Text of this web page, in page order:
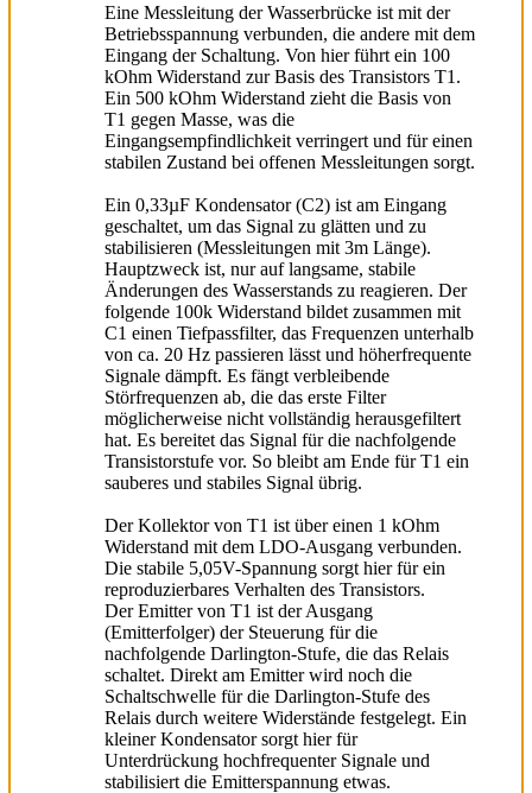
Eine Messleitung der Wasserbrücke ist mit der
Betriebsspannung verbunden, die andere mit dem
Eingang der Schaltung. Von hier führt ein 100
kOhm Widerstand zur Basis des Transistors T1.
Ein 500 kOhm Widerstand zieht die Basis von
T1 gegen Masse, was die
Eingangsempfindlichkeit verringert und für einen
stabilen Zustand bei offenen Messleitungen sorgt.
Ein 0,33µF Kondensator (C2) ist am Eingang
geschaltet, um das Signal zu glätten und zu
stabilisieren (Messleitungen mit 3m Länge).
Hauptzweck ist, nur auf langsame, stabile
Änderungen des Wasserstands zu reagieren. Der
folgende 100k Widerstand bildet zusammen mit
C1 einen Tiefpassfilter, das Frequenzen unterhalb
von ca. 20 Hz passieren lässt und höherfrequente
Signale dämpft. Es fängt verbleibende
Störfrequenzen ab, die das erste Filter
möglicherweise nicht vollständig herausgefiltert
hat. Es bereitet das Signal für die nachfolgende
Transistorstufe vor. So bleibt am Ende für T1 ein
sauberes und stabiles Signal übrig.
Der Kollektor von T1 ist über einen 1 kOhm
Widerstand mit dem LDO-Ausgang verbunden.
Die stabile 5,05V-Spannung sorgt hier für ein
reproduzierbares Verhalten des Transistors.
Der Emitter von T1 ist der Ausgang
(Emitterfolger) der Steuerung für die
nachfolgende Darlington-Stufe, die das Relais
schaltet. Direkt am Emitter wird noch die
Schaltschwelle für die Darlington-Stufe des
Relais durch weitere Widerstände festgelegt. Ein
kleiner Kondensator sorgt hier für
Unterdrückung hochfrequenter Signale und
stabilisiert die Emitterspannung etwas.